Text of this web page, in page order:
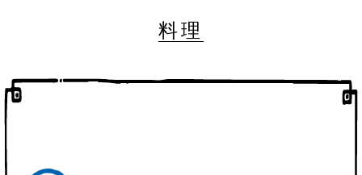
料理